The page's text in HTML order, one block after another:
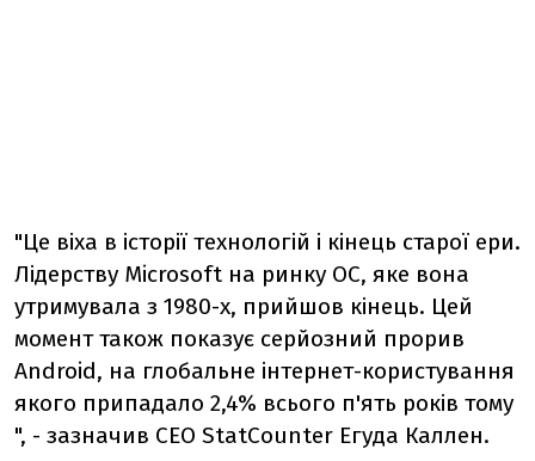
"Це віха в історії технологій і кінець старої ери.
Лідерству Microsoft на ринку ОС, яке вона
утримувала з 1980-х, прийшов кінець. Цей
момент також показує серйозний прорив
Android, на глобальне інтернет-користування
якого припадало 2,4% всього п'ять років тому
", - зазначив СЕО StatCounter Егуда Каллен.